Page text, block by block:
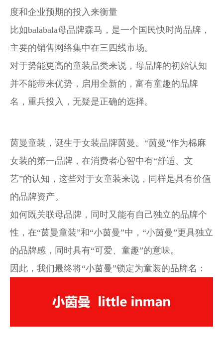
度和企业预期的投入来衡量
比如balabala母品牌森马，是一个国民快时尚品牌，
主要的销售网络集中在三四线市场。
对于势能更高的童装品类来说，母品牌的初始认知
并不能带来优势，启用全新的，富有童趣的品牌
名，重兵投入，无疑是正确的选择。
茵曼童装，诞生于女装品牌茵曼。“茵曼”作为棉麻
女装的第一品牌， 在消费者心智中有“舒适、文
艺”的认知，这些对于女童装来说，同样是具有价值
的品牌资产。
如何既关联母品牌，同时又能有自己独立的品牌个
性，在“茵曼童装”和“小茵曼”中， “小茵曼”更具独立
的品牌感，同时具有“可爱、童趣”的意味。
因此，我们最终将“小茵曼”锁定为童装的品牌名：